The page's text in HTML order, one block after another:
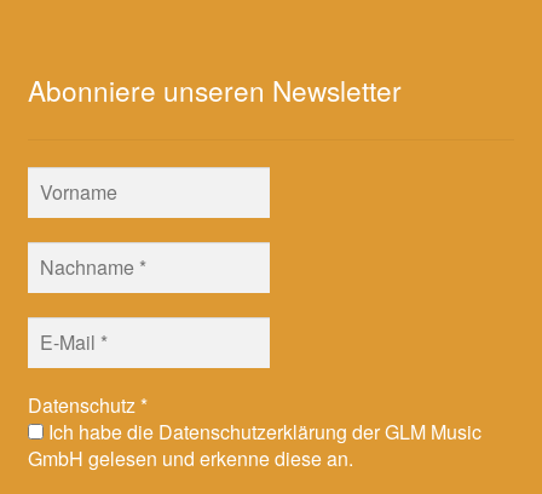
Abonniere unseren Newsletter
Datenschutz*
Ich habe die Datenschutzerklärung der GLM Music
GmbH gelesen und erkenne diese an.